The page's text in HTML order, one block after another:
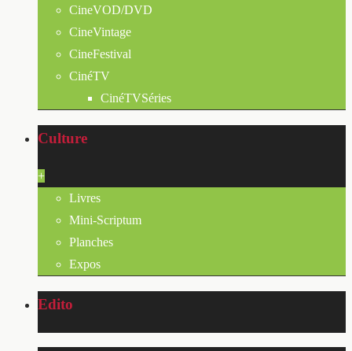
CineVOD/DVD
CineVintage
CineFestival
CinéTV
CinéTVSéries
Culture
+
Livres
Mini-Scriptum
Planches
Expos
Edito